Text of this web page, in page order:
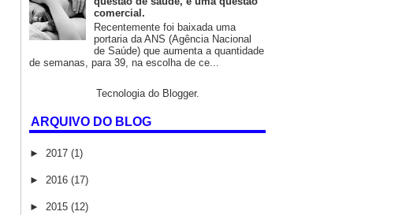
comercial.
Recentemente foi baixada uma
portaria da ANS (Agência Nacional
de Saúde) que aumenta a quantidade
de semanas, para 39, na escolha de ce...
Tecnologia do Blogger.
ARQUIVO DO BLOG
► 2017 (1)
► 2016 (17)
► 2015 (12)